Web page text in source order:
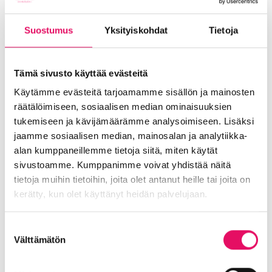
Suostumus Yksityiskohdat Tietoja
Tämä sivusto käyttää evästeitä
Käytämme evästeitä tarjoamamme sisällön ja mainosten
räätälöimiseen, sosiaalisen median ominaisuuksien
tukemiseen ja kävijämäärämme analysoimiseen. Lisäksi
jaamme sosiaalisen median, mainosalan ja analytiikka-
alan kumppaneillemme tietoja siitä, miten käytät
sivustoamme. Kumppanimme voivat yhdistää näitä
tietoja muihin tietoihin, joita olet antanut heille tai joita on
kerätty, kun olet käyttänyt heidän palvelujaan.
valinta
Välttämätön
11.30-12.10Tutustumiskierros Sedu Logistiikka
sisälogistiikka
Seija Fagerdahl, Sedu, Ilmajoki
Rengoharju
12.10-12.15Päätössanat
Eeva Jussila, Into Seinäjoki Oy
Jaa artikkeli
somessa
Siirry Uutiset-sivulle
Uutiskategoriat